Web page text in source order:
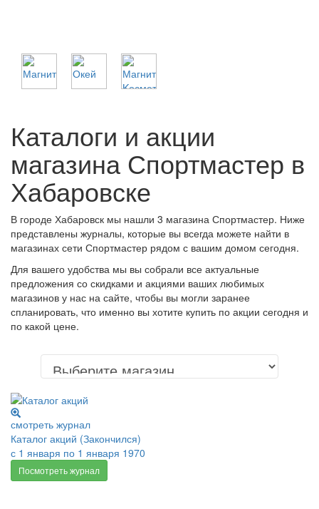
Каталоги и акции
магазина Спортмастер в
Хабаровске
В городе Хабаровск мы нашли 3 магазина Спортмастер. Ниже
представлены журналы, которые вы всегда можете найти в
магазинах сети Спортмастер рядом с вашим домом сегодня.
Для вашего удобства мы вы собрали все актуальные
предложения со скидками и акциями ваших любимых
магазинов у нас на сайте, чтобы вы могли заранее
спланировать, что именно вы хотите купить по акции сегодня и
по какой цене.
смотреть журнал
Каталог акций (Закончился)
с 1 января по 1 января 1970
Посмотреть журнал